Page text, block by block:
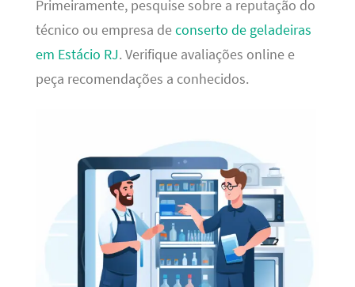
Primeiramente, pesquise sobre a reputação do
técnico ou empresa deconserto de geladeiras
em Estácio RJ. Verifique avaliações online e
peça recomendações a conhecidos.